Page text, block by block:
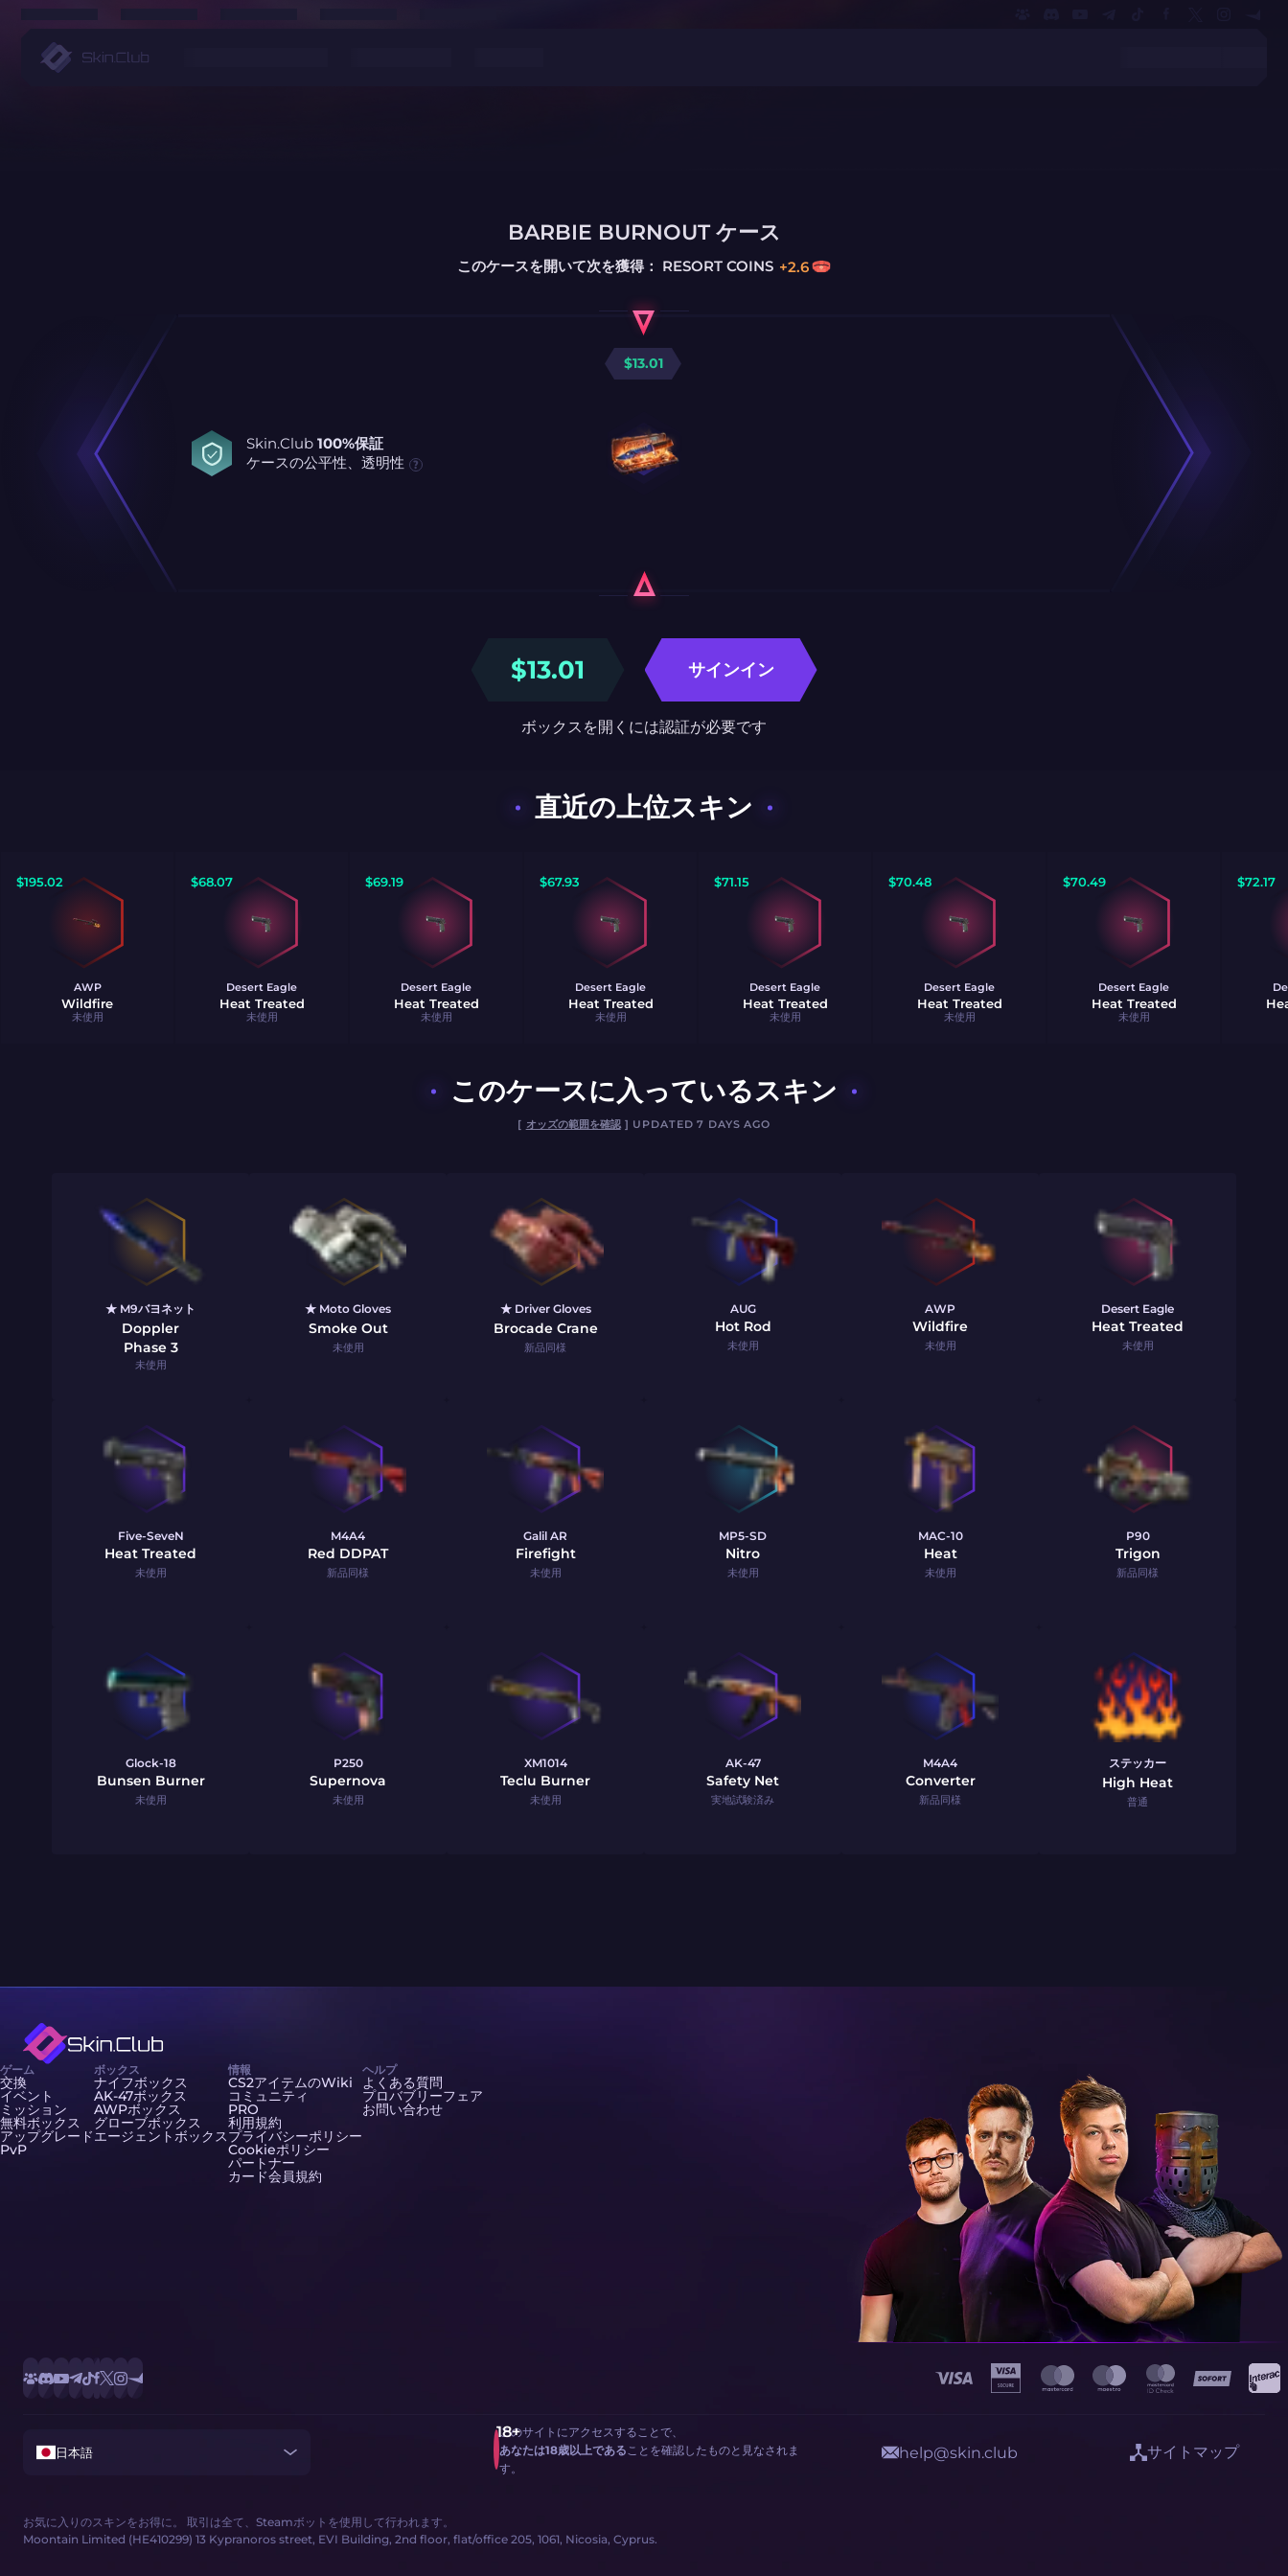
BARBIE BURNOUT ケース
このケースを開いて次を獲得： RESORT COINS +2.6
Skin.Club 100%保証
ケースの公平性、透明性
$13.01
$13.01 サインイン
ボックスを開くには認証が必要です
直近の上位スキン
$195.02
AWP
Wildfire
未使用
$68.07
Desert Eagle
Heat Treated
未使用
$69.19
Desert Eagle
Heat Treated
未使用
$67.93
Desert Eagle
Heat Treated
未使用
$71.15
Desert Eagle
Heat Treated
未使用
$70.48
Desert Eagle
Heat Treated
未使用
$70.49
Desert Eagle
Heat Treated
未使用
$72.17
このケースに入っているスキン
[ オッズの範囲を確認] UPDATED 7 DAYS AGO
★ M9バヨネット
Doppler
Phase 3
未使用
★ Moto Gloves
Smoke Out
未使用
★ Driver Gloves
Brocade Crane
新品同様
AUG
Hot Rod
未使用
AWP
Wildfire
未使用
Desert Eagle
Heat Treated
未使用
Five-SeveN
Heat Treated
未使用
M4A4
Red DDPAT
新品同様
Galil AR
Firefight
未使用
MP5-SD
Nitro
未使用
MAC-10
Heat
未使用
P90
Trigon
新品同様
Glock-18
Bunsen Burner
未使用
P250
Supernova
未使用
XM1014
Teclu Burner
未使用
AK-47
Safety Net
実地試験済み
M4A4
Converter
新品同様
ステッカー
High Heat
普通
お気に入りのスキンをお得に。 取引は全て、Steamボットを使用して行われます。
Moontain Limited (HE410299) 13 Kypranoros street, EVI Building, 2nd floor, flat/office 205, 1061, Nicosia, Cyprus.
日本語
ゲーム
交換
イベント
ミッション
無料ボックス
アップグレード
PvP
ボックス
ナイフボックス
AK-47ボックス
AWPボックス
グローブボックス
エージェントボックス
情報
CS2アイテムのWiki
コミュニティ
PRO
利用規約
プライバシーポリシー
Cookieポリシー
パートナー
カード会員規約
ヘルプ
よくある質問
プロバブリーフェア
お問い合わせ
このサイトにアクセスすることで、
あなたは18歳以上である ことを確認したものと見なされま
す。
help@skin.club サイトマップ